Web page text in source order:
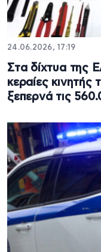
24.06.2026, 17:19
Στα δίχτυα της
κεραίες
ξεπερνά τις